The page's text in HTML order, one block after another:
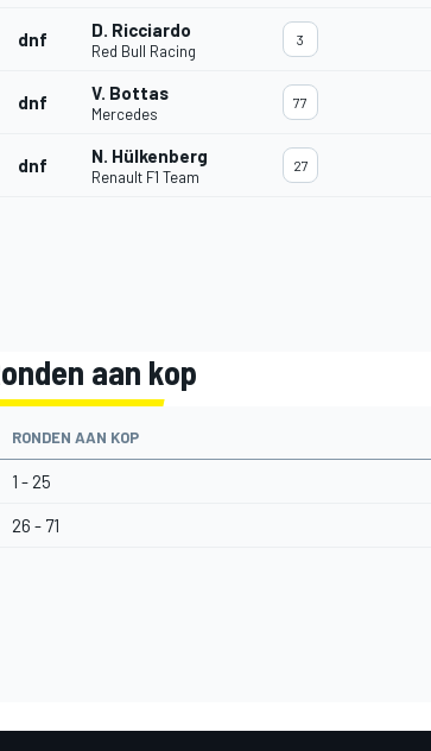
dnf D. Ricciardo
Red Bull Racing
3
dnf V. Bottas
Mercedes
77
dnf N. Hülkenberg
Renault F1 Team
27
aan kop
RONDEN AAN KOP
1 - 25
26 - 71